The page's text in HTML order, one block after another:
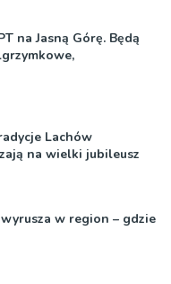
na Jasną Górę. Będą
Lachów
na wielki jubileusz
w region – gdzie